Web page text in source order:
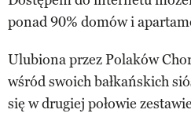
ponad 90% domów i
Ulubiona przez Polaków
wśród swoich bałkańskich
się w drugiej połowie